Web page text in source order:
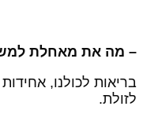
מה את מאחלת
לכולנו, אחידות